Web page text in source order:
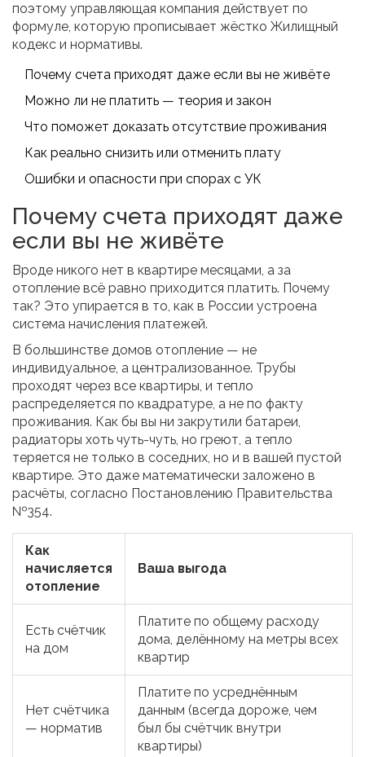
поэтому управляющая компания действует по
формуле, которую прописывает жёстко Жилищный
кодекс и нормативы.
Почему счета приходят даже если вы не живёте
Можно ли не платить — теория и закон
Что поможет доказать отсутствие проживания
Как реально снизить или отменить плату
Ошибки и опасности при спорах с УК
Почему счета приходят даже
если вы не живёте
Вроде никого нет в квартире месяцами, а за
отопление всё равно приходится платить. Почему
так? Это упирается в то, как в России устроена
система начисления платежей.
В большинстве домов отопление — не
индивидуальное, а централизованное. Трубы
проходят через все квартиры, и тепло
распределяется по квадратуре, а не по факту
проживания. Как бы вы ни закрутили батареи,
радиаторы хоть чуть-чуть, но греют, а тепло
теряется не только в соседних, но и в вашей пустой
квартире. Это даже математически заложено в
расчёты, согласно Постановлению Правительства
№354.
Как
начисляется
отопление
Ваша выгода
Есть счётчик
на дом
Платите по общему расходу
дома, делённому на метры всех
квартир
Нет счётчика
— норматив
Платите по усреднённым
данным (всегда дороже, чем
был бы счётчик внутри
квартиры)